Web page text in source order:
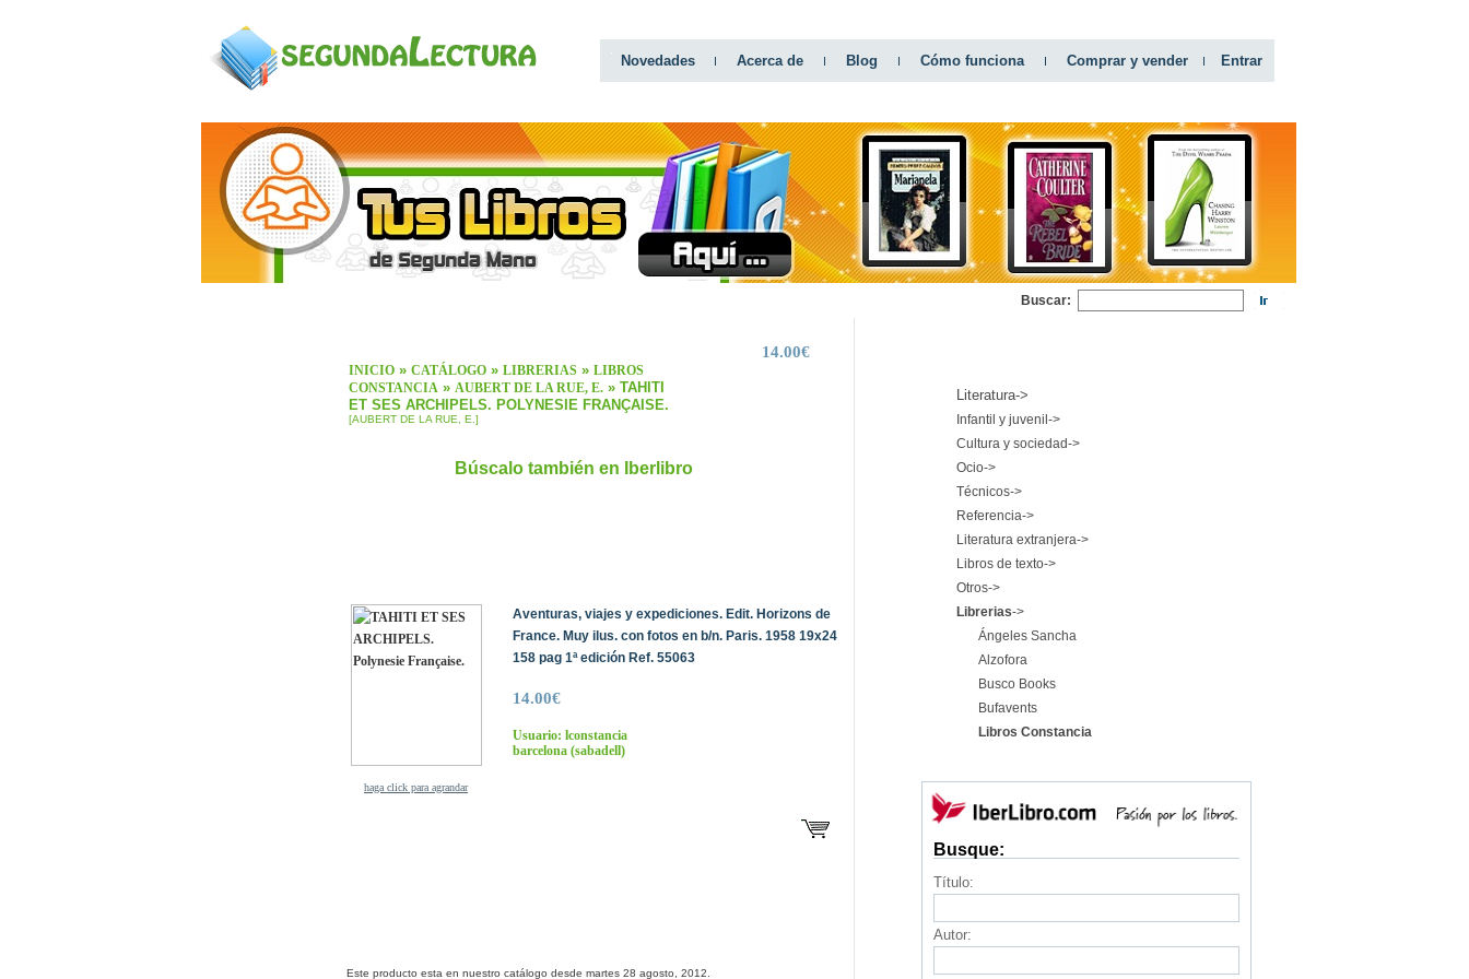
Novedades Acerca de Blog Cómo funciona Comprar y vender Entrar
Buscar:
INICIO» CATÁLOGO» LIBRERIAS» LIBROS
CONSTANCIA» AUBERT DE LA RUE, E.» TAHITI
ET SES ARCHIPELS. POLYNESIE FRANÇAISE.
[AUBERT DE LA RUE, E.]
14.00€
Búscalo también en Iberlibro
haga click para agrandar
Aventuras, viajes y expediciones. Edit. Horizons de
France. Muy ilus. con fotos en b/n. Paris. 1958 19x24
158 pag 1ª edición Ref. 55063
14.00€
Usuario: lconstancia
barcelona(sabadell)
Este producto esta en nuestro catálogo desde martes 28 agosto, 2012.
Literatura->
Infantil y juvenil->
Cultura y sociedad->
Ocio->
Técnicos->
Referencia->
Literatura extranjera->
Libros de texto->
Otros->
Librerias->
Ángeles Sancha
Alzofora
Busco Books
Bufavents
Libros Constancia
Busque:
Título:
Autor: